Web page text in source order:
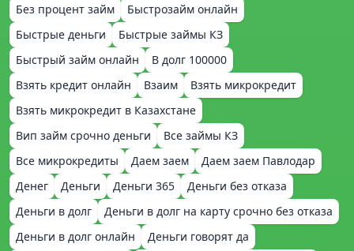
Без процент займ
Быстрозайм онлайн
Быстрые деньги
Быстрые займы КЗ
Быстрый займ онлайн
В долг 100000
Взять кредит онлайн
Взаим
Взять микрокредит
Взять микрокредит в Казахстане
Вип займ срочно деньги
Все займы КЗ
Все микрокредиты
Даем заем
Даем заем Павлодар
Денег
Деньги Деньги 365
Деньги без отказа
Деньги в долг
Деньги в долг на карту срочно без отказа
Деньги в долг онлайн
Деньги говорят да